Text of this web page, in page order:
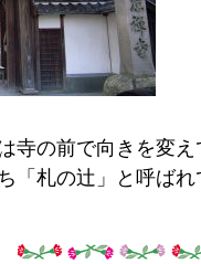
寺の前で向きを変え
「札の辻」と呼ばれ